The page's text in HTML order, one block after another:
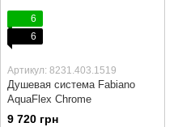
6
6
Артикул: 8231.403.1519
Душевая система Fabiano
AquaFlex Chrome
9 720 грн